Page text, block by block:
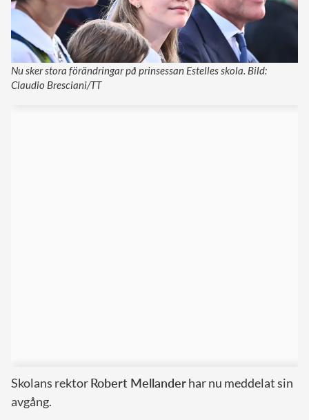
Nu sker stora förändringar på prinsessan Estelles skola. Bild:
Claudio Bresciani/TT
Skolans rektorRobert Mellanderhar nu meddelat sin
avgång.